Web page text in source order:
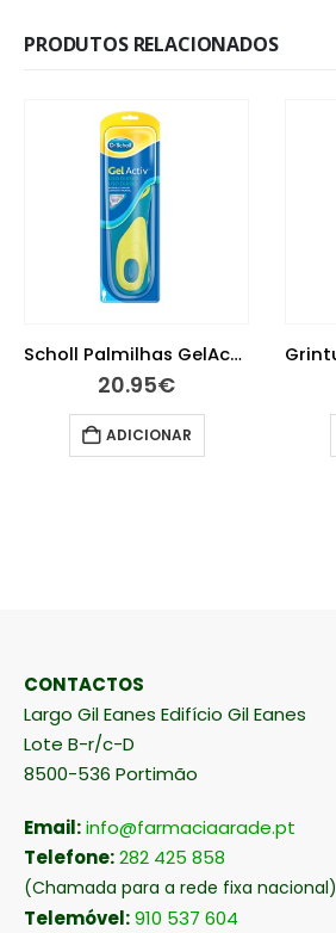
PRODUTOS RELACIONADOS
Scholl Palmilhas GelActiv Uso Diário Homem 2 unidades
20.95€
ADICIONAR
CONTACTOS
Largo Gil Eanes Edifício Gil Eanes
Lote B-r/c-D
8500-536 Portimão
Email:info@farmaciaarade.pt
Telefone:282 425 858
(Chamada para a rede fixa nacional)
Telemóvel:910 537 604